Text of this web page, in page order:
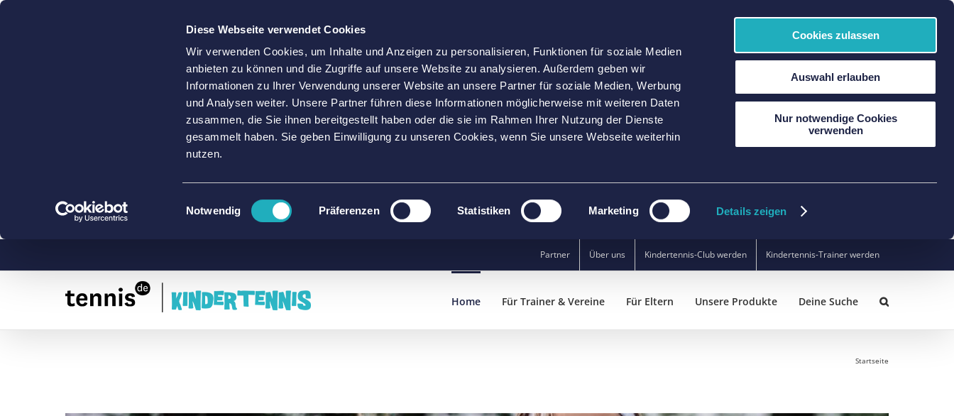
Diese Webseite verwendet Cookies
Wir verwenden Cookies, um Inhalte und Anzeigen zu personalisieren, Funktionen für soziale Medien
anbieten zu können und die Zugriffe auf unsere Website zu analysieren. Außerdem geben wir
Informationen zu Ihrer Verwendung unserer Website an unsere Partner für soziale Medien, Werbung
und Analysen weiter. Unsere Partner führen diese Informationen möglicherweise mit weiteren Daten
zusammen, die Sie ihnen bereitgestellt haben oder die sie im Rahmen Ihrer Nutzung der Dienste
gesammelt haben. Sie geben Einwilligung zu unseren Cookies, wenn Sie unsere Webseite weiterhin
nutzen.
Einwilligungsauswahl
Notwendig Präferenzen Statistiken Marketing Details zeigen
Cookies zulassen
Auswahl erlauben
Nur notwendige Cookies
verwenden
springen
Partner Über uns Kindertennis-Club werden Kindertennis-Trainer werden
Home Für Trainer & Vereine Für Eltern Unsere Produkte Deine Suche
Startseite